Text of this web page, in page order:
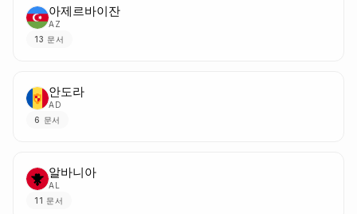
아제르바이잔
AZ
13 문서
안도라
AD
6 문서
알바니아
AL
11 문서